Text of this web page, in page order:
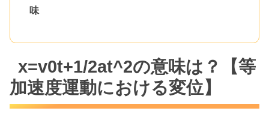
味
x=v0t+1/2at^2の意味は？【等
加速度運動における変位】